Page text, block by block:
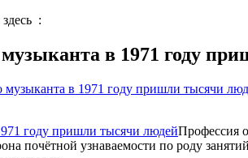
:
в 1971 году
музыканта в 1971 году пришли тысячи
Профессия
почётной узнаваемости по роду